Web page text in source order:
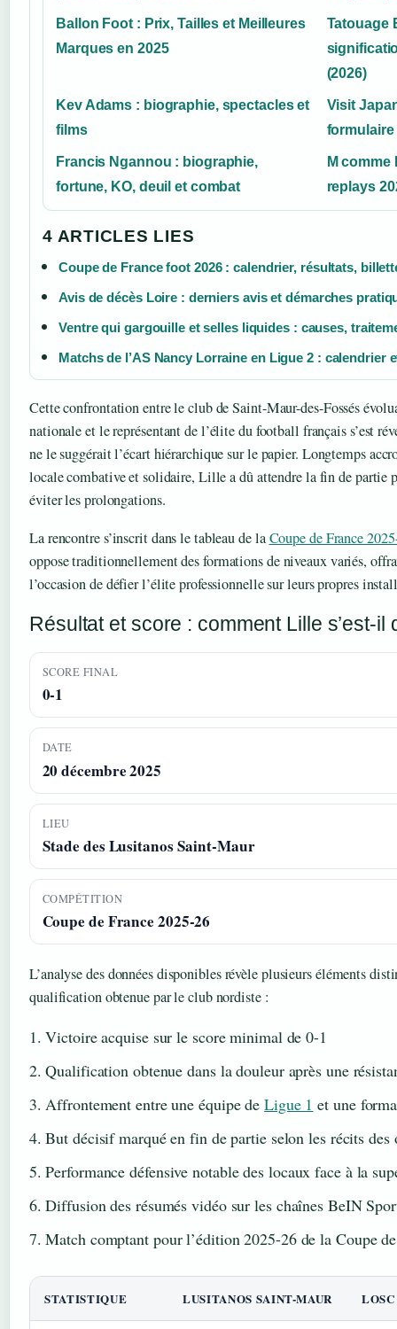
Ballon Foot : Prix, Tailles et Meilleures
Marques en 2025
Tatouage
(2026)
Kev Adams : biographie, spectacles et
films
Visit
Francis Ngannou : biographie,
fortune, KO, deuil et combat
M
replays
4 ARTICLES LIES
Coupe de France foot 2026 : calendrier, résultats,
Avis de décès Loire : derniers avis et démarches
Ventre qui gargouille et selles liquides : causes,
Matchs de l’AS Nancy Lorraine en Ligue 2 : calendrier
Cette confrontation entre le club de Saint-Maur-des-Fossés
nationale et le représentant de l’élite du football français s’est
ne le suggérait l’écart hiérarchique sur le papier. Longtemps
locale combative et solidaire, Lille a dû attendre la fin de partie
éviter les prolongations.
La rencontre s’inscrit dans le tableau de laCoupe de France
oppose traditionnellement des formations de niveaux variés,
l’occasion de défier l’élite professionnelle sur leurs propres
Résultat et score : comment Lille s’est-il
SCORE FINAL
0-1
DATE
20 décembre 2025
LIEU
Stade des Lusitanos Saint-Maur
COMPÉTITION
Coupe de France 2025-26
L’analyse des données disponibles révèle plusieurs éléments
qualification obtenue par le club nordiste :
Victoire acquise sur le score minimal de 0-1
Qualification obtenue dans la douleur après une
Affrontement entre une équipe deLigue 1 et une
But décisif marqué en fin de partie selon les récits des
Performance défensive notable des locaux face à la
Diffusion des résumés vidéo sur les chaînes BeIN
Match comptant pour l’édition 2025-26 de la Coupe
STATISTIQUE LUSITANOS SAINT-MAUR LOSC